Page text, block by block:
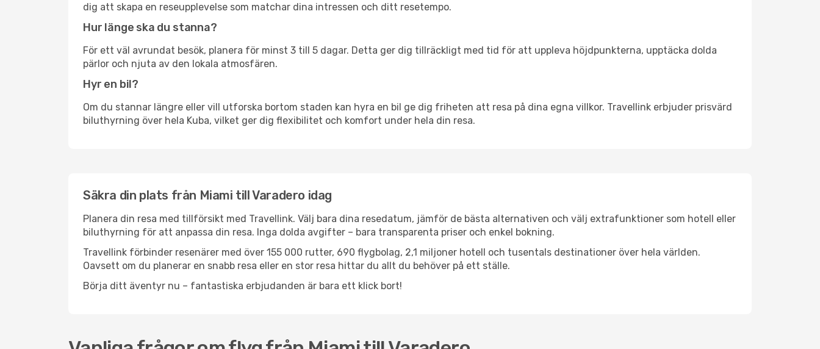
dig att skapa en reseupplevelse som matchar dina intressen och ditt resetempo.
Hur länge ska du stanna?
För ett väl avrundat besök, planera för minst 3 till 5 dagar. Detta ger dig tillräckligt med tid för att uppleva höjdpunkterna, upptäcka dolda
pärlor och njuta av den lokala atmosfären.
Hyr en bil?
Om du stannar längre eller vill utforska bortom staden kan hyra en bil ge dig friheten att resa på dina egna villkor. Travellink erbjuder prisvärd
biluthyrning över hela Kuba, vilket ger dig flexibilitet och komfort under hela din resa.
Säkra din plats från Miami till Varadero idag
Planera din resa med tillförsikt med Travellink. Välj bara dina resedatum, jämför de bästa alternativen och välj extrafunktioner som hotell eller
biluthyrning för att anpassa din resa. Inga dolda avgifter – bara transparenta priser och enkel bokning.
Travellink förbinder resenärer med över 155 000 rutter, 690 flygbolag, 2,1 miljoner hotell och tusentals destinationer över hela världen.
Oavsett om du planerar en snabb resa eller en stor resa hittar du allt du behöver på ett ställe.
Börja ditt äventyr nu – fantastiska erbjudanden är bara ett klick bort!